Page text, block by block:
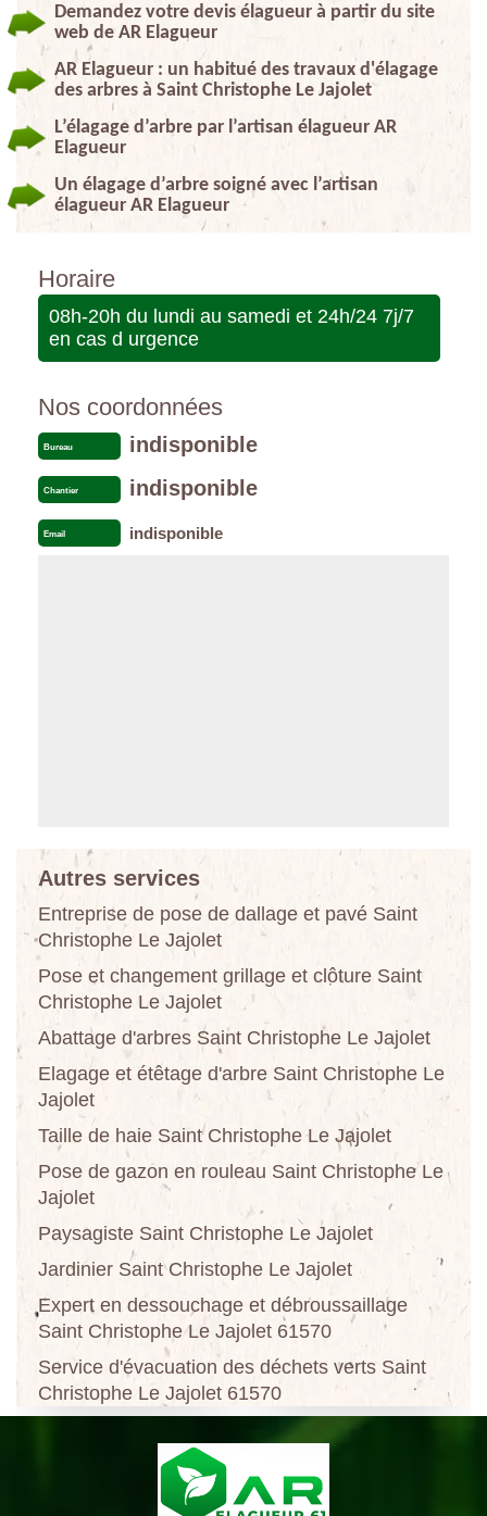
Demandez votre devis élagueur à partir du site
web de AR Elagueur
AR Elagueur : un habitué des travaux d'élagage
des arbres à Saint Christophe Le Jajolet
L’élagage d’arbre par l’artisan élagueur AR
Elagueur
Un élagage d’arbre soigné avec l’artisan
élagueur AR Elagueur
Horaire
08h-20h du lundi au samedi et 24h/24 7j/7
en cas d urgence
Nos coordonnées
Bureau indisponible
Chantier indisponible
Email indisponible
Autres services
Entreprise de pose de dallage et pavé Saint
Christophe Le Jajolet
Pose et changement grillage et clôture Saint
Christophe Le Jajolet
Abattage d'arbres Saint Christophe Le Jajolet
Elagage et étêtage d'arbre Saint Christophe Le
Jajolet
Taille de haie Saint Christophe Le Jajolet
Pose de gazon en rouleau Saint Christophe Le
Jajolet
Paysagiste Saint Christophe Le Jajolet
Jardinier Saint Christophe Le Jajolet
Expert en dessouchage et débroussaillage
Saint Christophe Le Jajolet 61570
Service d'évacuation des déchets verts Saint
Christophe Le Jajolet 61570